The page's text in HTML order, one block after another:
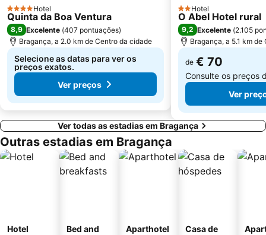
4 Estrelas
Hotel
Quinta da Boa Ventura
8,9 Excelente (407 pontuações)
Bragança, a 2.0 km de Centro da cidade
Selecione as datas para ver os
preços exatos.
Ver preços
2 Estrelas
Hotel
O Abel Hotel rural
9,2 Excelente (2.105
Bragança, a 5.1 km
de € 70
Consulte os preços
Ver
Ver todas as estadias em Bragança
Outras estadias em Bragança
Hotel
Bed and
Aparthotel
Casa de